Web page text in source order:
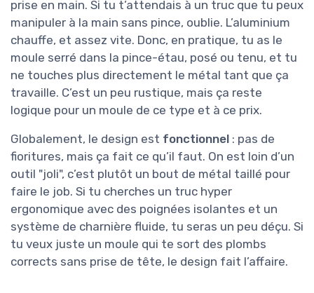
prise en main. Si tu t’attendais à un truc que tu peux
manipuler à la main sans pince, oublie. L’aluminium
chauffe, et assez vite. Donc, en pratique, tu as le
moule serré dans la pince-étau, posé ou tenu, et tu
ne touches plus directement le métal tant que ça
travaille. C’est un peu rustique, mais ça reste
logique pour un moule de ce type et à ce prix.
Globalement, le design est fonctionnel : pas de
fioritures, mais ça fait ce qu’il faut. On est loin d’un
outil "joli", c’est plutôt un bout de métal taillé pour
faire le job. Si tu cherches un truc hyper
ergonomique avec des poignées isolantes et un
système de charnière fluide, tu seras un peu déçu. Si
tu veux juste un moule qui te sort des plombs
corrects sans prise de tête, le design fait l’affaire.